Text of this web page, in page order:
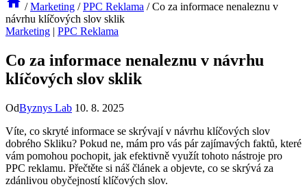
/ Marketing / PPC Reklama / Co za informace nenaleznu v
návrhu klíčových slov sklik
Marketing | PPC Reklama
Co za informace nenaleznu v návrhu
klíčových slov sklik
OdByznys Lab 10. 8. 2025
Víte, co skryté informace se skrývají v návrhu klíčových slov
dobrého Skliku? Pokud ne, mám pro vás pár zajímavých faktů, které
vám pomohou pochopit, jak efektivně využít tohoto nástroje pro
PPC reklamu. Přečtěte si náš článek a objevte, co se skrývá za
zdánlivou obyčejností klíčových slov.